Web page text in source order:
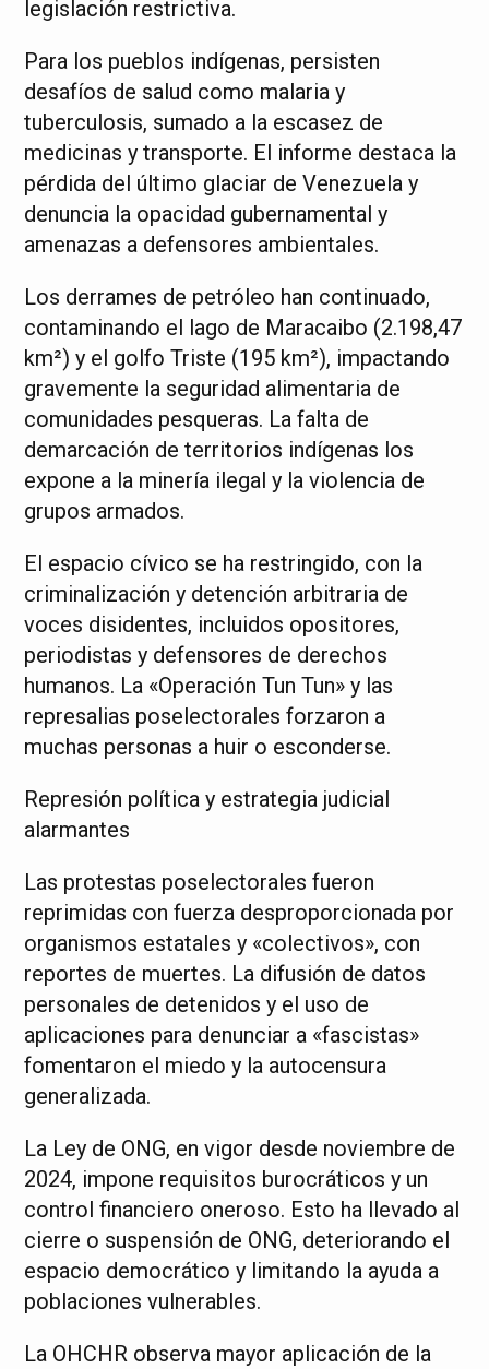
legislación restrictiva.
Para los pueblos indígenas, persisten
desafíos de salud como malaria y
tuberculosis, sumado a la escasez de
medicinas y transporte. El informe destaca la
pérdida del último glaciar de Venezuela y
denuncia la opacidad gubernamental y
amenazas a defensores ambientales.
Los derrames de petróleo han continuado,
contaminando el lago de Maracaibo (2.198,47
km²) y el golfo Triste (195 km²), impactando
gravemente la seguridad alimentaria de
comunidades pesqueras. La falta de
demarcación de territorios indígenas los
expone a la minería ilegal y la violencia de
grupos armados.
El espacio cívico se ha restringido, con la
criminalización y detención arbitraria de
voces disidentes, incluidos opositores,
periodistas y defensores de derechos
humanos. La «Operación Tun Tun» y las
represalias poselectorales forzaron a
muchas personas a huir o esconderse.
Represión política y estrategia judicial
alarmantes
Las protestas poselectorales fueron
reprimidas con fuerza desproporcionada por
organismos estatales y «colectivos», con
reportes de muertes. La difusión de datos
personales de detenidos y el uso de
aplicaciones para denunciar a «fascistas»
fomentaron el miedo y la autocensura
generalizada.
La Ley de ONG, en vigor desde noviembre de
2024, impone requisitos burocráticos y un
control financiero oneroso. Esto ha llevado al
cierre o suspensión de ONG, deteriorando el
espacio democrático y limitando la ayuda a
poblaciones vulnerables.
La OHCHR observa mayor aplicación de la